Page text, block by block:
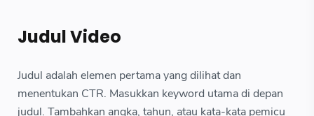
Judul Video
Judul adalah elemen pertama yang dilihat dan
menentukan CTR. Masukkan keyword utama di depan
judul. Tambahkan angka, tahun, atau kata-kata pemicu